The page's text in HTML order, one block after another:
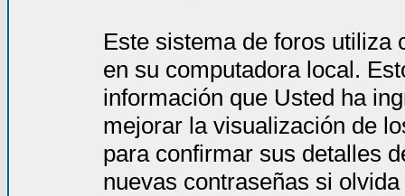
Este sistema de foros utiliza
en su computadora local.
información que Usted ha
mejorar la visualización de
para confirmar sus detalles
nuevas contraseñas si